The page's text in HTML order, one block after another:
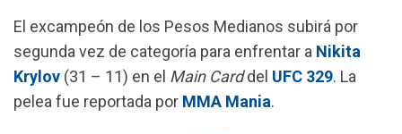
o
o
k
A
p
p
r
a
m
El excampeón de los Pesos Medianos subirá por
segunda vez de categoría para enfrentar a Nikita
Krylov (31 – 11) en el Main Carddel UFC 329. La
pelea fue reportada por MMA Mania.